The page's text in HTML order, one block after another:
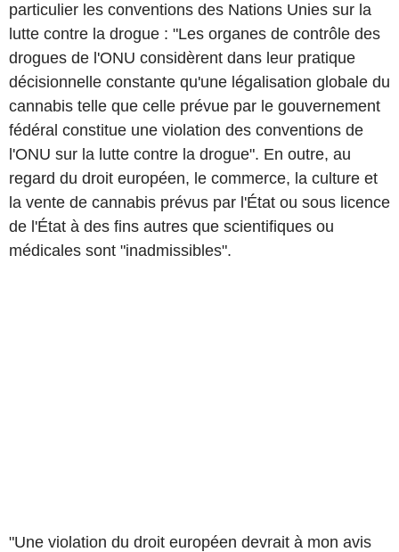
particulier les conventions des Nations Unies sur la
lutte contre la drogue : "Les organes de contrôle des
drogues de l'ONU considèrent dans leur pratique
décisionnelle constante qu'une légalisation globale du
cannabis telle que celle prévue par le gouvernement
fédéral constitue une violation des conventions de
l'ONU sur la lutte contre la drogue". En outre, au
regard du droit européen, le commerce, la culture et
la vente de cannabis prévus par l'État ou sous licence
de l'État à des fins autres que scientifiques ou
médicales sont "inadmissibles".
"Une violation du droit européen devrait à mon avis